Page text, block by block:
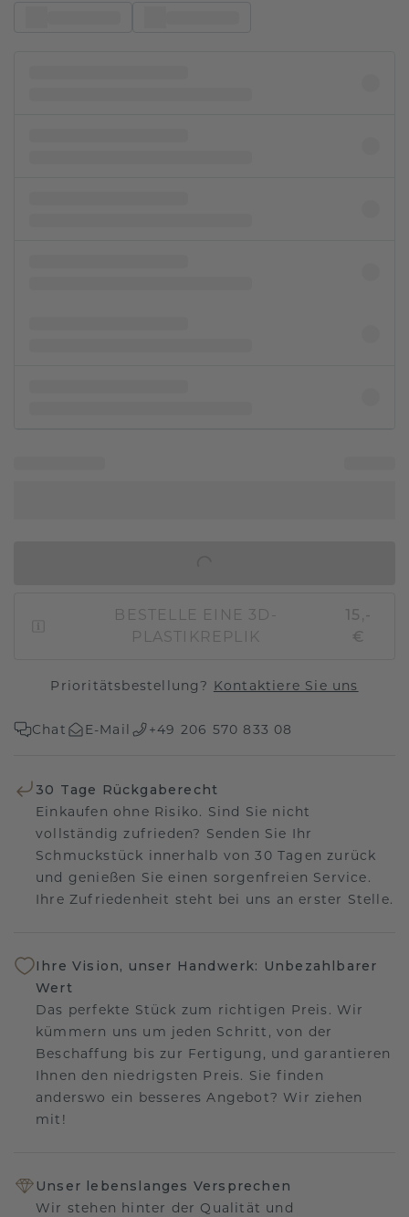
BESTELLE EINE 3D-
PLASTIKREPLIK
15,-
€
Prioritätsbestellung? Kontaktiere Sie uns
Chat E-Mail +49 206 570 833 08
30 Tage Rückgaberecht
Einkaufen ohne Risiko. Sind Sie nicht
vollständig zufrieden? Senden Sie Ihr
Schmuckstück innerhalb von 30 Tagen zurück
und genießen Sie einen sorgenfreien Service.
Ihre Zufriedenheit steht bei uns an erster Stelle.
Ihre Vision, unser Handwerk: Unbezahlbarer
Wert
Das perfekte Stück zum richtigen Preis. Wir
kümmern uns um jeden Schritt, von der
Beschaffung bis zur Fertigung, und garantieren
Ihnen den niedrigsten Preis. Sie finden
anderswo ein besseres Angebot? Wir ziehen
mit!
Unser lebenslanges Versprechen
Wir stehen hinter der Qualität und